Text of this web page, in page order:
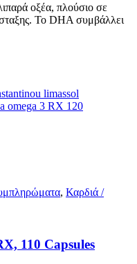
οξέα, πλούσιο σε
Το DHA συμβάλλει
, Καρδιά /
110 Capsules